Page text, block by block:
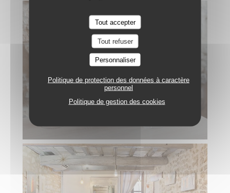
Tout accepter
Tout refuser
Personnaliser
Politique de protection des données à caractère
personnel
Politique de gestion des cookies